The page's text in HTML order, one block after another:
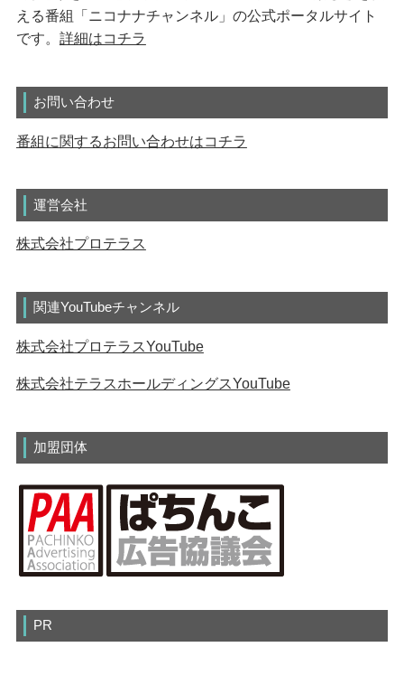
える番組「ニコナナチャンネル」の公式ポータルサイト
です。 詳細はコチラ
お問い合わせ
番組に関するお問い合わせはコチラ
運営会社
株式会社プロテラス
関連YouTubeチャンネル
株式会社プロテラスYouTube
株式会社テラスホールディングスYouTube
加盟団体
PR